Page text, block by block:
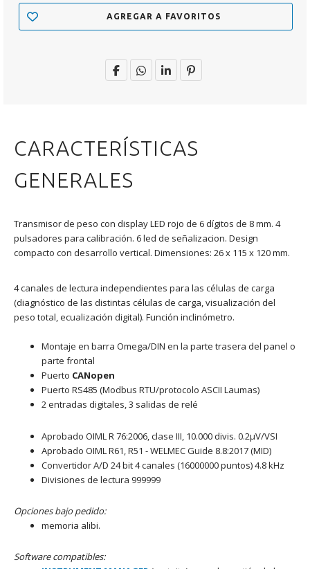
AGREGAR A FAVORITOS
CARACTERÍSTICAS
GENERALES
Transmisor de peso con display LED rojo de 6 dígitos de 8 mm. 4
pulsadores para calibración. 6 led de señalizacion. Design
compacto con desarrollo vertical. Dimensiones: 26 x 115 x 120 mm.
4 canales de lectura independientes para las células de carga
(diagnóstico de las distintas células de carga, visualización del
peso total, ecualización digital). Función inclinómetro.
Montaje en barra Omega/DIN en la parte trasera del panel o
parte frontal
Puerto CANopen
Puerto RS485 (Modbus RTU/protocolo ASCII Laumas)
2 entradas digitales, 3 salidas de relé
Aprobado OIML R 76:2006, clase III, 10.000 divis. 0.2μV/VSI
Aprobado OIML R61, R51 - WELMEC Guide 8.8:2017 (MID)
Convertidor A/D 24 bit 4 canales (16000000 puntos) 4.8 kHz
Divisiones de lectura 999999
Opciones bajo pedido:
memoria alibi.
Software compatibles: